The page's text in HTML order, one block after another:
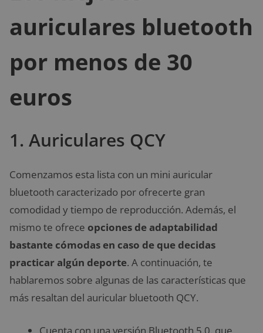
auriculares bluetooth
por menos de 30
euros
1. Auriculares QCY
Comenzamos esta lista con un mini auricular
bluetooth caracterizado por ofrecerte gran
comodidad y tiempo de reproducción. Además, el
mismo te ofrece opciones de adaptabilidad
bastante cómodas en caso de que decidas
practicar algún deporte. A continuación, te
hablaremos sobre algunas de las características que
más resaltan del auricular bluetooth QCY.
Cuenta con una versión Bluetooth 5.0, que